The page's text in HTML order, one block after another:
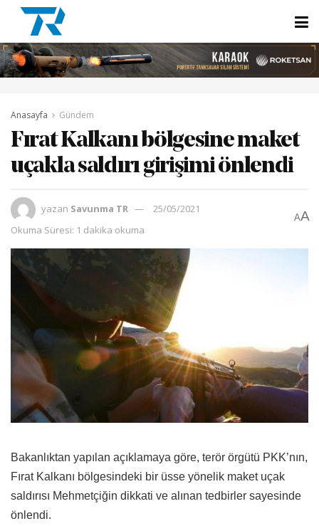
Anasayfa Gündem
Fırat Kalkanı bölgesine maket
uçakla saldırı girişimi önlendi
yazan Savunma TR
25/05/2021
Okuma Süresi: 1 dakika okuma
AA
Bakanlıktan yapılan açıklamaya göre, terör örgütü PKK’nın,
Fırat Kalkanı bölgesindeki bir üsse yönelik maket uçak
saldırısı Mehmetçiğin dikkati ve alınan tedbirler sayesinde
önlendi.